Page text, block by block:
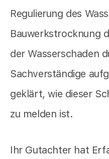
Regulierung des
Bauwerkstrocknung
der Wasserschaden
Sachverständige
geklärt, wie dieser
zu melden ist.
Ihr Gutachter hat